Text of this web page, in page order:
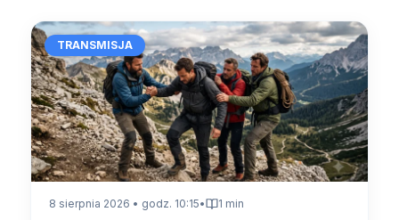
TRANSMISJA
8 sierpnia 2026 • godz. 10:15• 1 min